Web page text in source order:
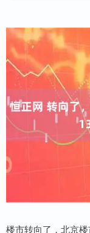
楼市转向了，北京